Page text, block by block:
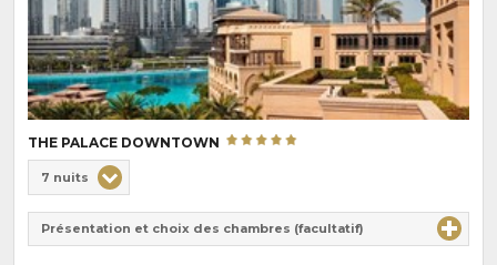
THE PALACE DOWNTOWN
de
pension
Durée
7 nuits
Présentation et choix des chambres (facultatif)